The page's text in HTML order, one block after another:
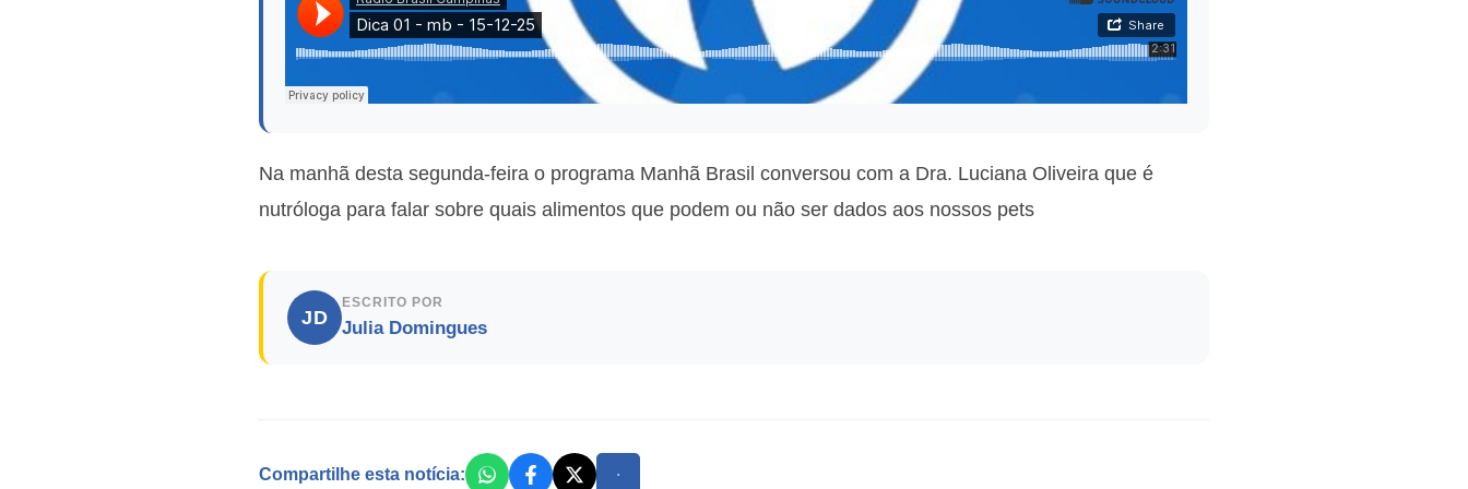
Na manhã desta segunda-feira o programa Manhã Brasil conversou com a Dra. Luciana Oliveira que é
nutróloga para falar sobre quais alimentos que podem ou não ser dados aos nossos pets
JD
ESCRITO POR
Julia Domingues
Compartilhe esta notícia: